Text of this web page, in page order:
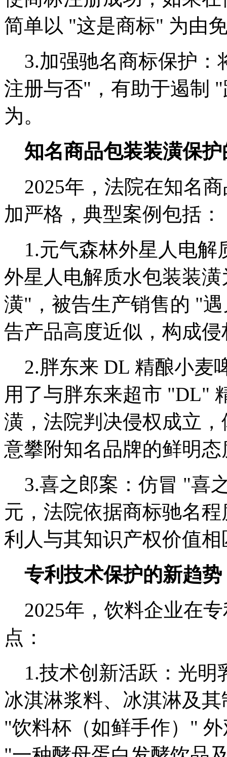
简单以 "这是商标" 为由
3.加强驰名商标保护：
注册与否"，有助于遏制
为。
知名商品包装装潢保
2025年，法院在知名
加严格，典型案例包括：
1.元气森林外星人电解
外星人电解质水包装装
潢"，被告生产销售的 "
告产品高度近似，构成侵
2.胖东来 DL 精酿小麦
用了与胖东来超市 "DL"
潢，法院判决侵权成立
意攀附知名品牌的鲜明态
3.喜之郎案：仿冒 "喜
元，法院依据商标驰名
利人与其知识产权价值
专利技术保护的新趋势
2025年，饮料企业在
点：
1.技术创新活跃：光明
冰淇淋浆料、冰淇淋及
"饮料杯（如鲜手作）"